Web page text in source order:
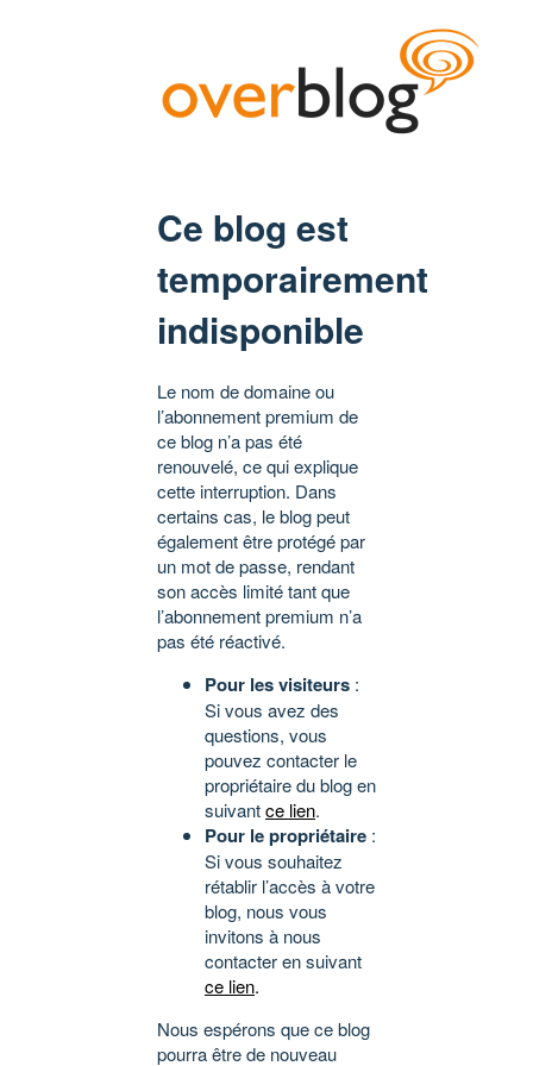
Ce blog est
temporairement
indisponible
Le nom de domaine ou
l’abonnement premium de
ce blog n’a pas été
renouvelé, ce qui explique
cette interruption. Dans
certains cas, le blog peut
également être protégé par
un mot de passe, rendant
son accès limité tant que
l’abonnement premium n’a
pas été réactivé.
Pour les visiteurs :
Si vous avez des
questions, vous
pouvez contacter le
propriétaire du blog en
suivantce lien.
Pour le propriétaire :
Si vous souhaitez
rétablir l’accès à votre
blog, nous vous
invitons à nous
contacter en suivant
ce lien.
Nous espérons que ce blog
pourra être de nouveau